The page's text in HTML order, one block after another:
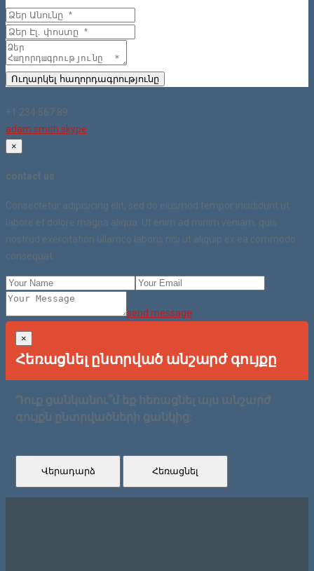
Ուղարկել հաղորդագրությունը
+1 234 567 89
adam.smith.skype
×
contact us
Consectetur adipisicing elit, sed do eiusmod tempor incididunt ut
labore et dolore magna aliqua. Ut enim ad minim veniam, quis
nostrud exercitation ullamco laboris nisi ut aliquip ex ea commodo
consequat.
send message
×
Հեռացնել ընտրված անշարժ գույքը
Դուք ցանկանու՞մ եք հեռացնել այս անշարժ
գույքն ընտրվածների ցանկից:
Վերադարձ Հեռացնել